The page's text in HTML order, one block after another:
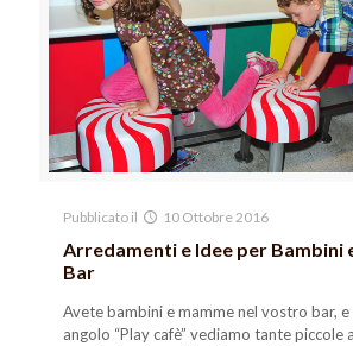
Pubblicato il 10 Ottobre 2016
Arredamenti e Idee per Bambini
Bar
Avete bambini e mamme nel vostro bar,
angolo “Play cafè” vediamo tante piccole